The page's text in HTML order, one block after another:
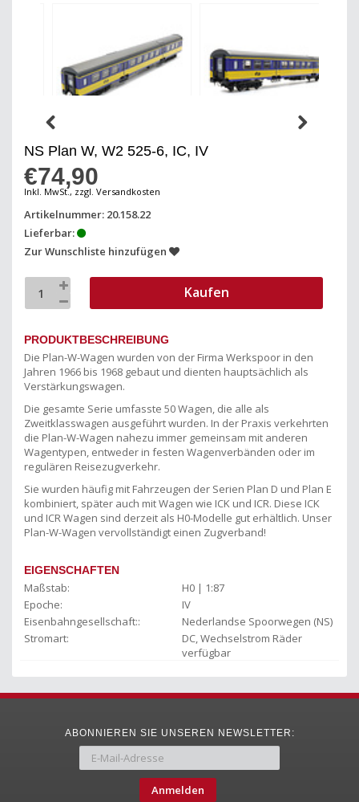
NS Plan W, W2 525-6, IC, IV
€74,90
Inkl. MwSt., zzgl. Versandkosten
Artikelnummer: 20.158.22
Lieferbar:
Zur Wunschliste hinzufügen
Kaufen
PRODUKTBESCHREIBUNG
Die Plan-W-Wagen wurden von der Firma Werkspoor in den
Jahren 1966 bis 1968 gebaut und dienten hauptsächlich als
Verstärkungswagen.
Die gesamte Serie umfasste 50 Wagen, die alle als
Zweitklasswagen ausgeführt wurden. In der Praxis verkehrten
die Plan-W-Wagen nahezu immer gemeinsam mit anderen
Wagentypen, entweder in festen Wagenverbänden oder im
regulären Reisezugverkehr.
Sie wurden häufig mit Fahrzeugen der Serien Plan D und Plan E
kombiniert, später auch mit Wagen wie ICK und ICR. Diese ICK
und ICR Wagen sind derzeit als H0-Modelle gut erhältlich. Unser
Plan-W-Wagen vervollständigt einen Zugverband!
EIGENSCHAFTEN
Maßstab:
H0 | 1:87
Epoche:
IV
Eisenbahngesellschaft::
Nederlandse Spoorwegen (NS)
Stromart:
DC, Wechselstrom Räder
verfügbar
ABONNIEREN SIE UNSEREN NEWSLETTER:
Anmelden